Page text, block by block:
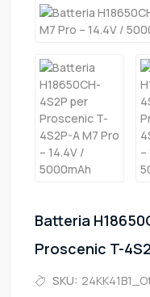
Batteria
Proscenic T-
SKU: